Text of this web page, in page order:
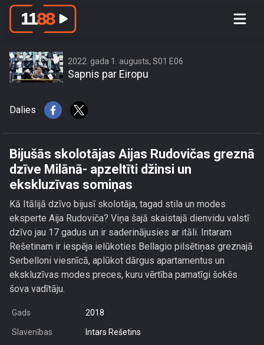
Bijušās skolotājas Aijas Rudovičas
2022. gada 1. augusts, S01 E06
Sapnis par Eiropu
Dalies
Bijušās skolotājas Aijas Rudovičas greznā
dzīve Milānā- apzeltīti džinsi un
ekskluzīvas somiņas
Kā Itālijā dzīvo bijusī skolotāja, tagad stila un modes
eksperte Aija Rudoviča? Viņa šajā skaistajā dienvidu valstī
dzīvo jau 17 gadus un ir saderinājusies ar itāli. Intaram
Rešetinam ir iespēja ielūkoties Bellagio pilsētiņas greznajā
Serbelloni viesnīcā, aplūkot dārgus apartamentus un
ekskluzīvas modes preces, kuru vērtība pamatīgi šokēs
šova vadītāju.
Gads 2018
Slavenības Intars Rešetins